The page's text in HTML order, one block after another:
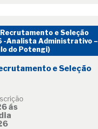
e Seleção
-Analista Administrativo –
do Potengi)
e Seleção
ás